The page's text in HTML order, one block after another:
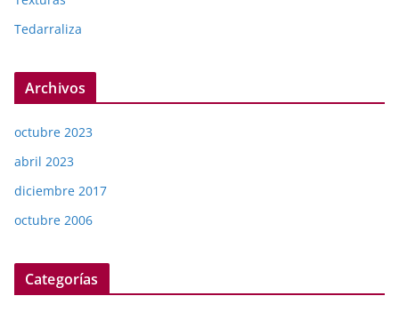
Tedarraliza
Archivos
octubre 2023
abril 2023
diciembre 2017
octubre 2006
Categorías